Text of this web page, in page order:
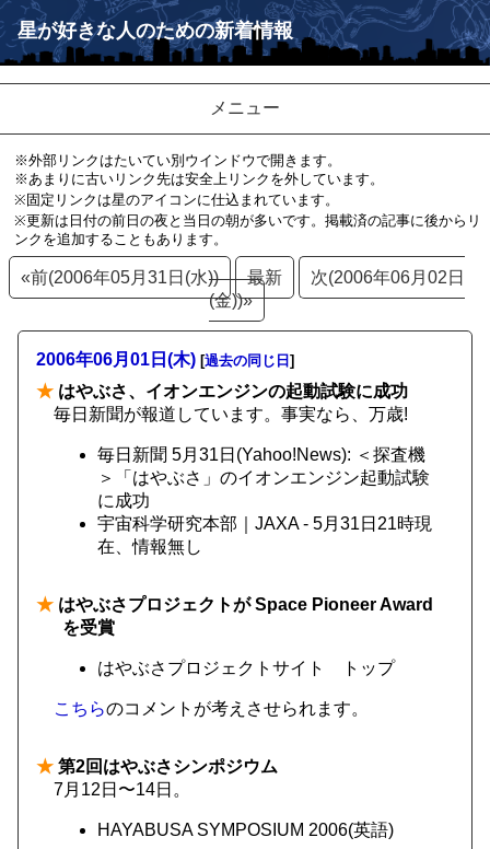
星が好きな人のための新着情報
メニュー
※外部リンクはたいてい別ウインドウで開きます。
※あまりに古いリンク先は安全上リンクを外しています。
※固定リンクは星のアイコンに仕込まれています。
※更新は日付の前日の夜と当日の朝が多いです。掲載済の記事に後からリ
ンクを追加することもあります。
«前(2006年05月31日(水)) 最新
次(2006年06月02日
(金))»
2006年06月01日(木) [過去の同じ日 ]
★ はやぶさ、イオンエンジンの起動試験に成功
毎日新聞が報道しています。事実なら、万歳!
毎日新聞 5月31日(Yahoo!News): ＜探査機
＞「はやぶさ」のイオンエンジン起動試験
に成功
宇宙科学研究本部｜JAXA - 5月31日21時現
在、情報無し
★ はやぶさプロジェクトが Space Pioneer Award
を受賞
はやぶさプロジェクトサイト トップ
こちらのコメントが考えさせられます。
★ 第2回はやぶさシンポジウム
7月12日〜14日。
HAYABUSA SYMPOSIUM 2006(英語)